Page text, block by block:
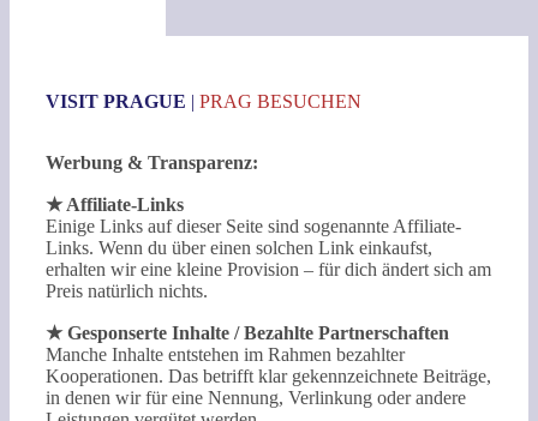
VISIT PRAGUE | PRAG BESUCHEN
Werbung & Transparenz:
★ Affiliate-Links
Einige Links auf dieser Seite sind sogenannte Affiliate-
Links. Wenn du über einen solchen Link einkaufst,
erhalten wir eine kleine Provision – für dich ändert sich am
Preis natürlich nichts.
★ Gesponserte Inhalte / Bezahlte Partnerschaften
Manche Inhalte entstehen im Rahmen bezahlter
Kooperationen. Das betrifft klar gekennzeichnete Beiträge,
in denen wir für eine Nennung, Verlinkung oder andere